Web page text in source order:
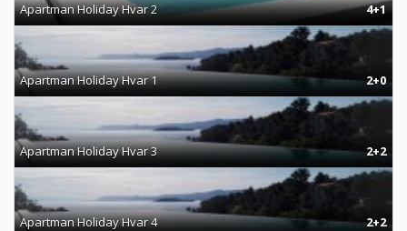
Apartman Holiday Hvar 2 4+1
Apartman Holiday Hvar 1 2+0
Apartman Holiday Hvar 3 2+2
Apartman Holiday Hvar 4 2+2